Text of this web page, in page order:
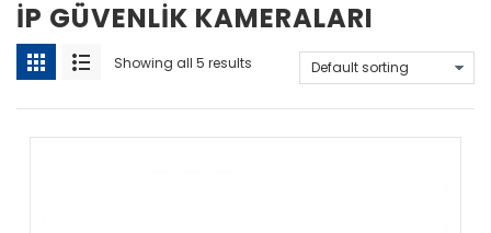
İP GÜVENLIK KAMERALARI
Showing all 5 results